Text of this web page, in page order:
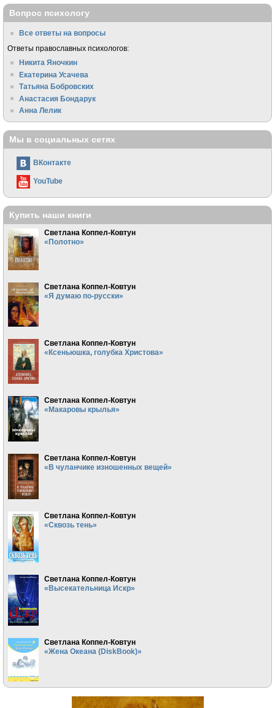
Вопрос психологу
Все ответы на вопросы
Ответы православных психологов:
Никита Яночкин
Екатерина Усачева
Татьяна Бобровских
Анастасия Бондарук
Анна Лелик
Мы в социальных сетях
ВКонтакте
YouTube
Купить наши книги
Светлана Коппел-Ковтун
«Полотно»
Светлана Коппел-Ковтун
«Я думаю по-русски»
Светлана Коппел-Ковтун
«Ксеньюшка, голубка Христова»
Светлана Коппел-Ковтун
«Макаровы крылья»
Светлана Коппел-Ковтун
«В чуланчике изношенных вещей»
Светлана Коппел-Ковтун
«Сквозь тень»
Светлана Коппел-Ковтун
«Высекательница Искр»
Светлана Коппел-Ковтун
«Жена Океана (DiskBook)»